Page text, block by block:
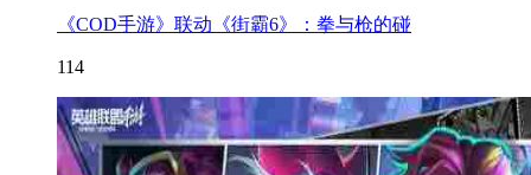
《COD手游》联动《街霸6》：拳与枪的碰
114